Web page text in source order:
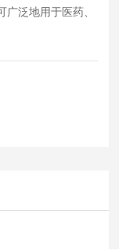
泛地用于医药、